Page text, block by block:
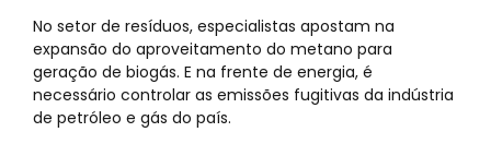
No setor de resíduos, especialistas apostam na
expansão do aproveitamento do metano para
geração de biogás. E na frente de energia, é
necessário controlar as emissões fugitivas da indústria
de petróleo e gás do país.